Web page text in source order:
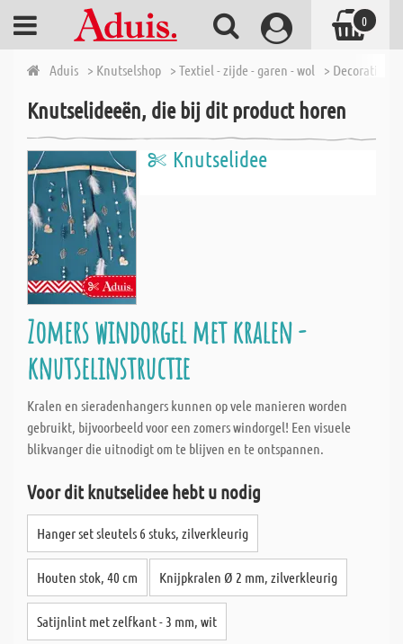
Aduis > Knutselshop > Textiel - zijde - garen - wol > Decoratieve
Knutselideeën, die bij dit product horen
Knutselidee
Zomers windorgel met kralen -
knutselinstructie
Kralen en sieradenhangers kunnen op vele manieren worden
gebruikt, bijvoorbeeld voor een zomers windorgel! Een visuele
blikvanger die uitnodigt om te blijven en te ontspannen.
Voor dit knutselidee hebt u nodig
Hanger set sleutels 6 stuks, zilverkleurig
Houten stok, 40 cm Knijpkralen Ø 2 mm, zilverkleurig
Satijnlint met zelfkant - 3 mm, wit
0